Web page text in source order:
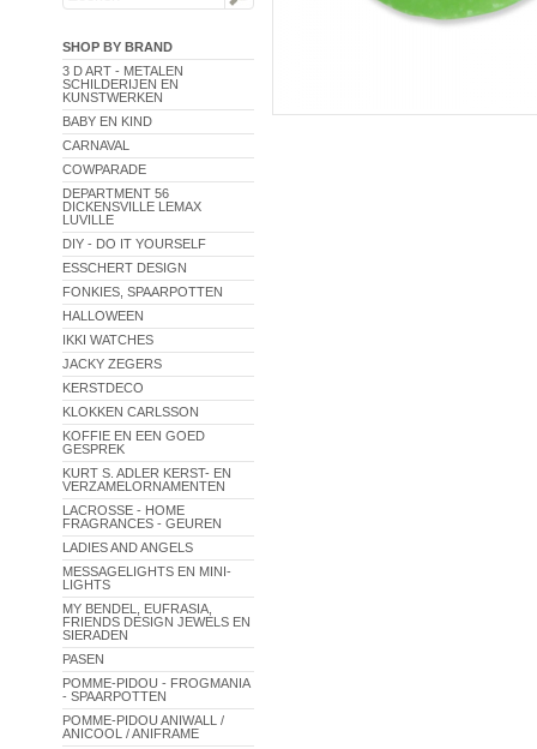
SHOP BY BRAND
3 D ART - METALEN
SCHILDERIJEN EN
KUNSTWERKEN
BABY EN KIND
CARNAVAL
COWPARADE
DEPARTMENT 56
DICKENSVILLE LEMAX
LUVILLE
DIY - DO IT YOURSELF
ESSCHERT DESIGN
FONKIES, SPAARPOTTEN
HALLOWEEN
IKKI WATCHES
JACKY ZEGERS
KERSTDECO
KLOKKEN CARLSSON
KOFFIE EN EEN GOED
GESPREK
KURT S. ADLER KERST- EN
VERZAMELORNAMENTEN
LACROSSE - HOME
FRAGRANCES - GEUREN
LADIES AND ANGELS
MESSAGELIGHTS EN MINI-
LIGHTS
MY BENDEL, EUFRASIA,
FRIENDS DESIGN JEWELS EN
SIERADEN
PASEN
POMME-PIDOU - FROGMANIA
- SPAARPOTTEN
POMME-PIDOU ANIWALL /
ANICOOL / ANIFRAME